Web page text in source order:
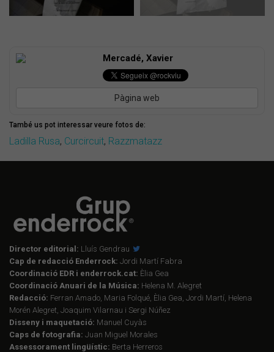
Mercadé, Xavier
Pàgina web
També us pot interessar veure fotos de:
Ladilla Rusa, Curcircuit, Razzmatazz
Director editorial: Lluís Gendrau
Cap de redacció Enderrock: Jordi Martí Fabra
Coordinació EDR i enderrock.cat: Èlia Gea
Coordinació Anuari de la Música: Helena M. Alegret
Redacció: Ferran Amado, Maria Folqué, Èlia Gea, Jordi Martí, Helena
Morén Alegret, Joaquim Vilarnau i Sergi Núñez
Disseny i maquetació: Manuel Cuyàs
Caps de fotografia: Juan Miguel Morales
Assessorament lingüístic: Berta Herreros